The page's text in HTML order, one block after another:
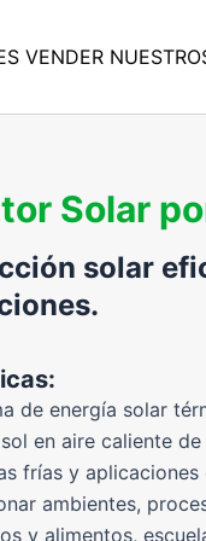
VENDER
Solar
solar
de energía solar
en aire caliente
frías y
ambientes,
y alimentos,